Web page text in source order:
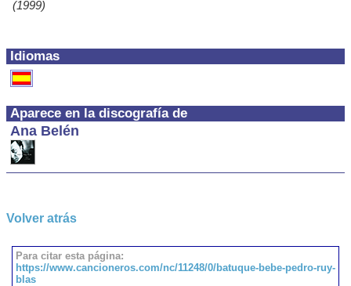
Idiomas
Aparece en la discografía de
Ana Belén
(1999)
Volver atrás
Para citar esta página:
https://www.cancioneros.com/nc/11248/0/batuque-bebe-pedro-ruy-
blas